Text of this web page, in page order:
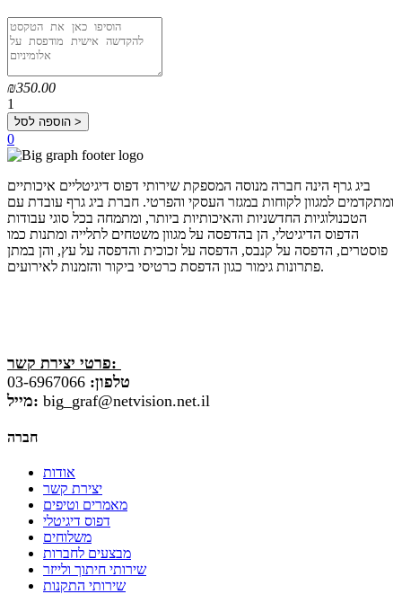
₪350.00
1
הוספה לסל >
0
ביג גרף הינה חברה מנוסה המספקת שירותי דפוס דיגיטליים איכותיים
ומתקדמים למגוון לקוחות במגזר העסקי והפרטי. חברת ביג גרף עובדת עם
הטכנולוגיות החדשניות והאיכותיות ביותר, ומתמחה בכל סוגי עבודות
הדפוס הדיגיטלי, הן בהדפסה על מגוון משטחים לתלייה ומתנות כמו
פוסטרים, הדפסה על קנבס, הדפסה על זכוכית והדפסה על עץ, והן במתן
פתרונות גימור כגון הדפסת כרטיסי ביקור והזמנות לאירועים.
פרטי יצירת קשר:
טלפון: 03-6967066
מייל: big_graf@netvision.net.il
חברה
אודות
יצירת קשר
מאמרים וטיפים
דפוס דיגיטלי
משלוחים
מבצעים לחברות
שירותי חיתוך ולייזר
שירותי התקנות